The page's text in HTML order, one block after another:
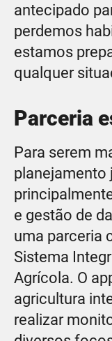
antecipado
perdemos
estamos
qualquer
Parceria
Para serem
planejamento
e gestão de
uma parceria
Sistema
Agrícola. O
agricultura
realizar